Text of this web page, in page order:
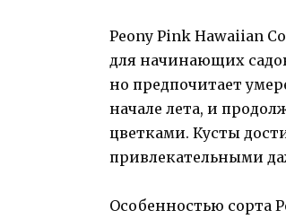
Peony Pink Hawaiian
для начинающих
но предпочитает
начале лета, и
цветками. Кусты
привлекательными
Особенностью сорта